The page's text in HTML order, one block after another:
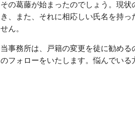
その葛藤が始まったのでしょう。現
き、また、それに相応しい氏名を持
せん。
当事務所は、戸籍の変更を徒に勧め
のフォローをいたします。悩んでいる